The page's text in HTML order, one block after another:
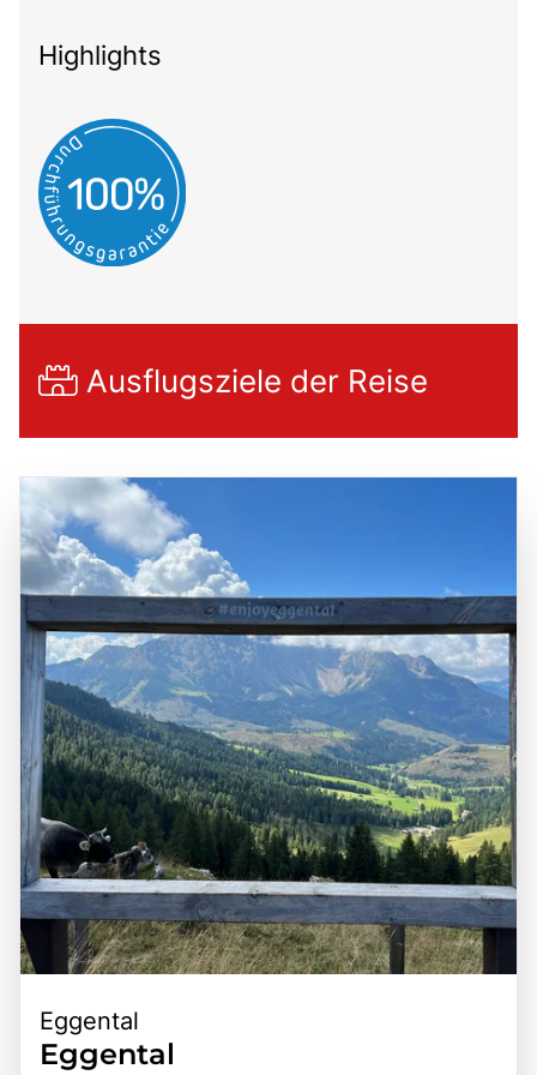
Highlights
Ausflugsziele der Reise
Eggental
Eggental